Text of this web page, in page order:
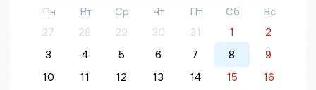
Пн Вт Ср Чт Пт Сб
Вс
27
28 29 30 31 1
2
3
4 5 6 7 8
9
10
11 12 13 14 15
16